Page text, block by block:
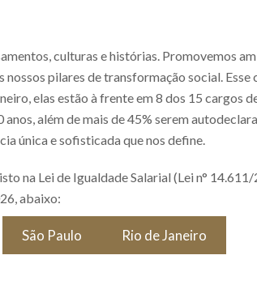
culturas e histórias. Promovemos
pilares de transformação social.
elas estão à frente em 8 dos 15 cargos
além de mais de 45% serem
única e sofisticada que nos define.
na Lei de Igualdade Salarial (Lei n°
abaixo:
São Paulo Rio de Janeiro